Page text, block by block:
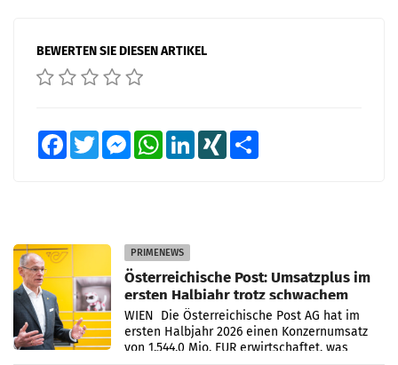
BEWERTEN SIE DIESEN ARTIKEL
FacebookTwitter MessengerWhatsAppLinkedInXING
PRIMENEWS
Österreichische Post: Umsatzplus im
ersten Halbjahr trotz schwachem
Briefgeschäft
WIEN Die Österreichische Post AG hat im
ersten Halbjahr 2026 einen Konzernumsatz
von 1.544,0 Mio. EUR erwirtschaftet, was